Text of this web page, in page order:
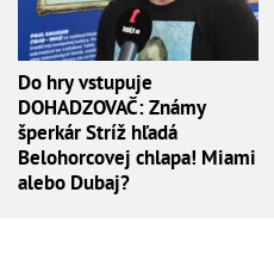
Do hry vstupuje
DOHADZOVAČ: Známy
šperkár Stríž hľadá
Belohorcovej chlapa! Miami
alebo Dubaj?